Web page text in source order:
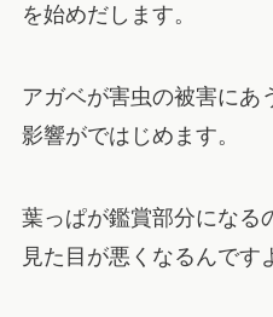
を始めだします。
アガベが害虫の被害にあ
影響がではじめます。
葉っぱが鑑賞部分になる
見た目が悪くなるんです